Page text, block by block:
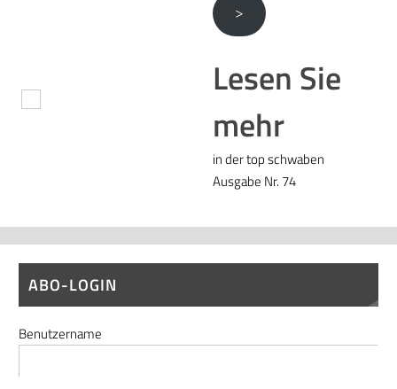
>
Lesen Sie
mehr
in der top schwaben
Ausgabe Nr. 74
ABO-LOGIN
Benutzername